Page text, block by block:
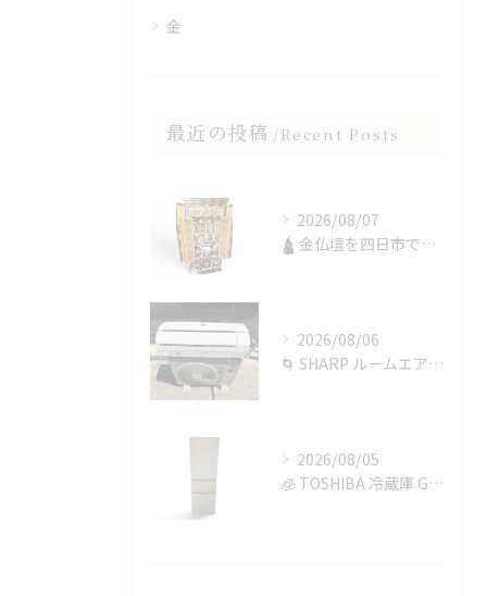
金
最近の投稿 Recent Posts
2026/08/07
🛕 金仏壇を四日市で買取✨
2026/08/06
🌀 SHARP ルームエアコンを四日市で買取✨
2026/08/05
🧊 TOSHIBA 冷蔵庫 GR-T36SVを鈴鹿市で買取✨